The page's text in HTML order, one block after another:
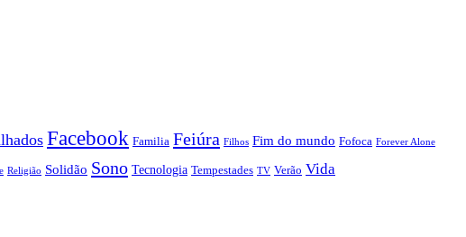
Facebook Familia Feiúra Filhos Fim do mundo Fofoca Forever Alone
Religião Solidão Sono Tecnologia Tempestades TV Verão Vida